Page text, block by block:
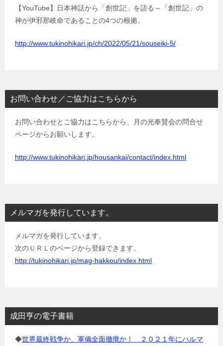
【YouTube】日本神話から「創世記」を語る～「創世記」の
神が伊邪那岐命であることの4つの根拠。
http://www.tukinohikari.jp/ch/2022/05/21/souseiki-5/
お問い合わせ／ご協力はこちらから
お問い合わせとご協力はこちらから、月の光奉賛会の問合せ
ページからお願いします。
http://www.tukinohikari.jp/housankai/contact/index.html
メルマガを発行しています。
メルマガを発行しています。
次のＵＲＬのページから登録できます。
http://tukinohikari.jp/mag-hakkou/index.html
成田亨の電子書籍
◆世界最終戦争か、軍備全面撤廃か！ ２０２１年にハルマ